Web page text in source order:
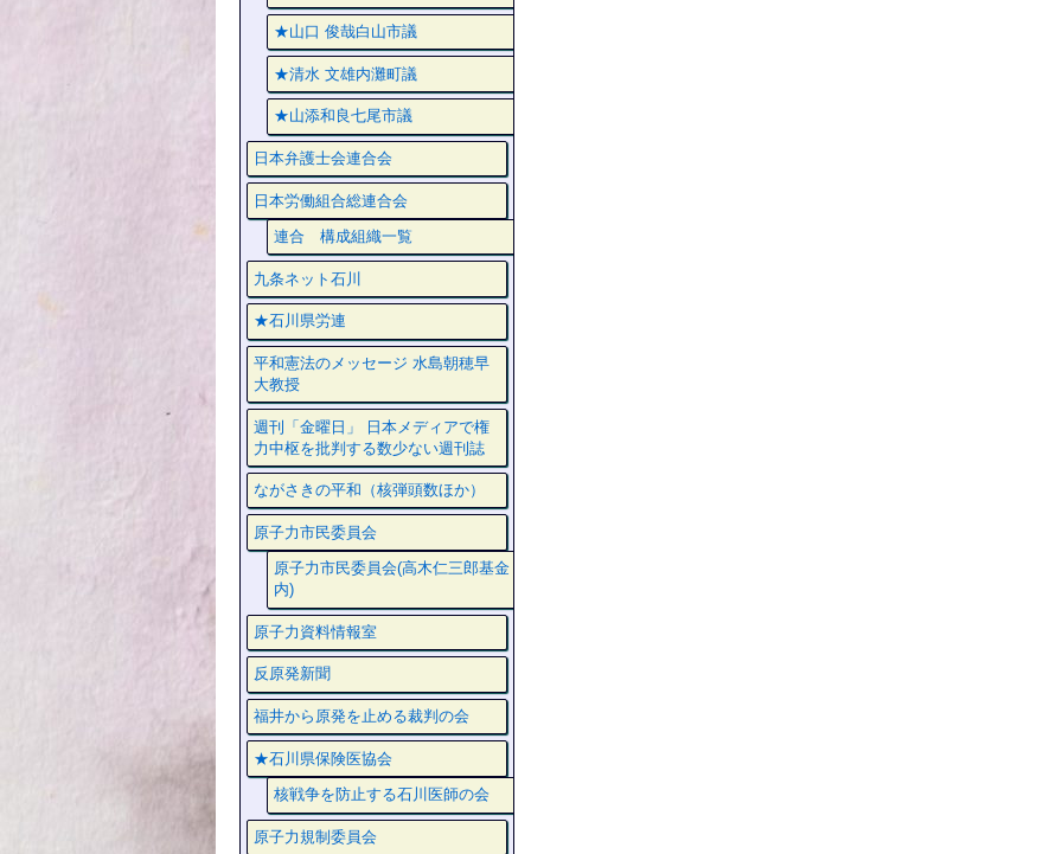
★山口 俊哉白山市議
★清水 文雄内灘町議
★山添和良七尾市議
日本弁護士会連合会
日本労働組合総連合会
連合 構成組織一覧
九条ネット石川
★石川県労連
平和憲法のメッセージ 水島朝穂早
大教授
週刊「金曜日」 日本メディアで権
力中枢を批判する数少ない週刊誌
ながさきの平和（核弾頭数ほか）
原子力市民委員会
原子力市民委員会(高木仁三郎基金
内)
原子力資料情報室
反原発新聞
福井から原発を止める裁判の会
★石川県保険医協会
核戦争を防止する石川医師の会
原子力規制委員会